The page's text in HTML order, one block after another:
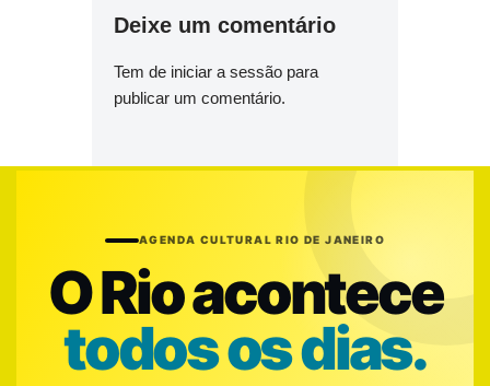
Deixe um comentário
Tem de iniciar a sessão para
publicar um comentário.
AGENDA CULTURAL RIO DE JANEIRO
O Rio acontece
todos os dias.